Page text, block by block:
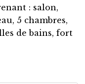
: salon,
5 chambres,
de bains, fort